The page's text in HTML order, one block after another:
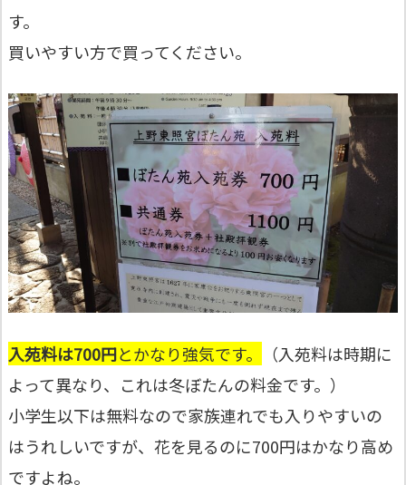
す。
買いやすい方で買ってください。
入苑料は700円とかなり強気です。
（入苑料は時期に
よって異なり、これは冬ぼたんの料金です。）
小学生以下は無料なので家族連れでも入りやすいの
はうれしいですが、花を見るのに700円はかなり高め
ですよね。